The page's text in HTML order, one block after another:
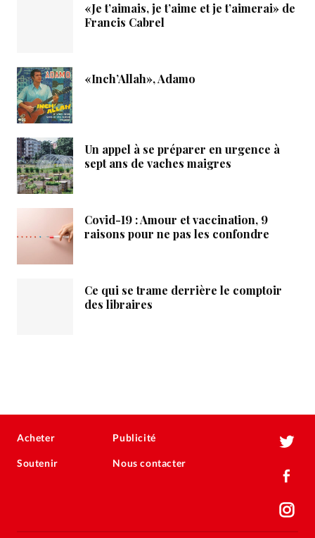
«Je t’aimais, je t’aime et je t’aimerai» de
Francis Cabrel
«Inch’Allah», Adamo
Un appel à se préparer en urgence à
sept ans de vaches maigres
Covid-19 : Amour et vaccination, 9
raisons pour ne pas les confondre
Ce qui se trame derrière le comptoir
des libraires
Acheter
Soutenir
Publicité
Nous contacter